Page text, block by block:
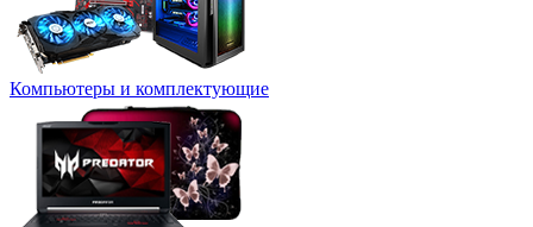
Компьютеры и комплектующие